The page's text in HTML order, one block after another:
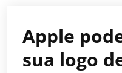
Apple
sua logo